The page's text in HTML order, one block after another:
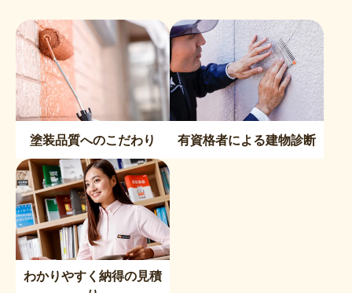
塗装品質へのこだわり 有資格者による建物診断
わかりやすく納得の見積